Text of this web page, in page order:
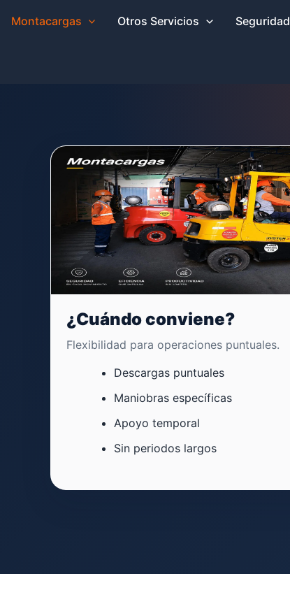
Montacargas Otros Servicios Seguridad
¿Cuándo conviene?
Flexibilidad para operaciones puntuales.
Descargas puntuales
Maniobras específicas
Apoyo temporal
Sin periodos largos